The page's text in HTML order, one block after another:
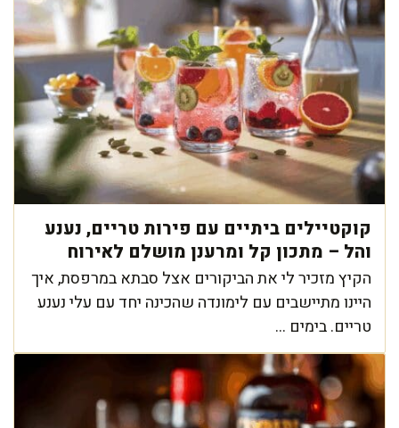
קוקטיילים ביתיים עם פירות טריים, נענע
והל – מתכון קל ומרענן מושלם לאירוח
הקיץ מזכיר לי את הביקורים אצל סבתא במרפסת, איך
היינו מתיישבים עם לימונדה שהכינה יחד עם עלי נענע
טריים. בימים ...